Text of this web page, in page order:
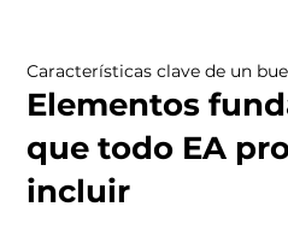
Características clave de un
Elementos
que todo EA
incluir